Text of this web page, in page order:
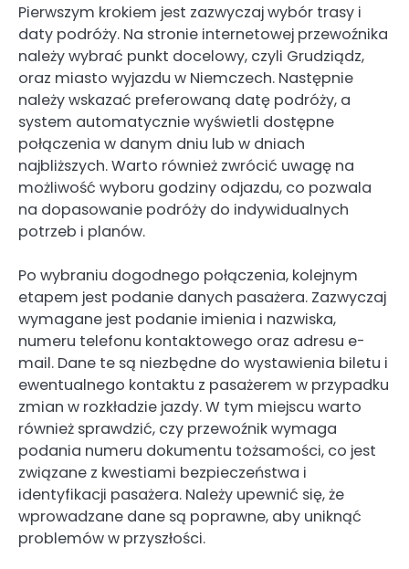
Pierwszym krokiem jest zazwyczaj wybór trasy i
daty podróży. Na stronie internetowej przewoźnika
należy wybrać punkt docelowy, czyli Grudziądz,
oraz miasto wyjazdu w Niemczech. Następnie
należy wskazać preferowaną datę podróży, a
system automatycznie wyświetli dostępne
połączenia w danym dniu lub w dniach
najbliższych. Warto również zwrócić uwagę na
możliwość wyboru godziny odjazdu, co pozwala
na dopasowanie podróży do indywidualnych
potrzeb i planów.
Po wybraniu dogodnego połączenia, kolejnym
etapem jest podanie danych pasażera. Zazwyczaj
wymagane jest podanie imienia i nazwiska,
numeru telefonu kontaktowego oraz adresu e-
mail. Dane te są niezbędne do wystawienia biletu i
ewentualnego kontaktu z pasażerem w przypadku
zmian w rozkładzie jazdy. W tym miejscu warto
również sprawdzić, czy przewoźnik wymaga
podania numeru dokumentu tożsamości, co jest
związane z kwestiami bezpieczeństwa i
identyfikacji pasażera. Należy upewnić się, że
wprowadzane dane są poprawne, aby uniknąć
problemów w przyszłości.